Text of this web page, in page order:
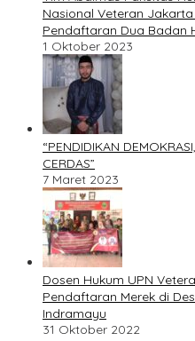
Nasional Veteran
Pendaftaran Dua Badan
1 Oktober 2023
“PENDIDIKAN
CERDAS”
7 Maret 2023
Dosen Hukum UPN
Pendaftaran Merek di
Indramayu
31 Oktober 2022